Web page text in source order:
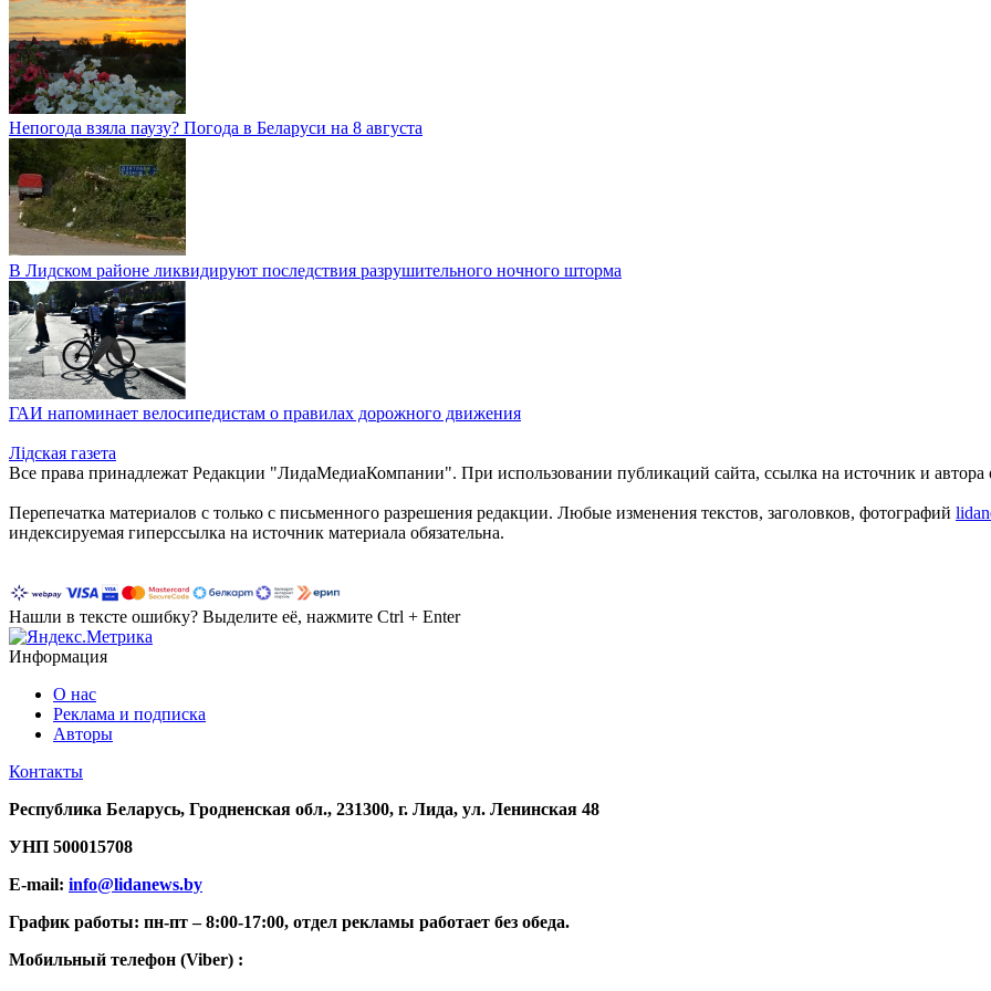
Непогода взяла паузу? Погода в Беларуси на 8 августа
В Лидском районе ликвидируют последствия разрушительного ночного шторма
ГАИ напоминает велосипедистам о правилах дорожного движения
Лiдская газета
Все права принадлежат Редакции "ЛидаМедиаКомпании". При использовании публикаций сайта, ссылка на источник и автора
Перепечатка материалов c только с письменного разрешения редакции. Любые изменения текстов, заголовков, фотографий
индексируемая гиперссылка на источник материала обязательна.
Нашли в тексте ошибку? Выделите её, нажмите Ctrl + Enter
Информация
О нас
Реклама и подписка
Авторы
Контакты
Республика Беларусь, Гродненская обл., 231300, г. Лида, ул. Ленинская 48
УНП 500015708
E-mail: info@lidanews.by
График работы: пн-пт –8:00-17:00, отдел рекламы работает без обеда.
Мобильный телефон (Viber) :